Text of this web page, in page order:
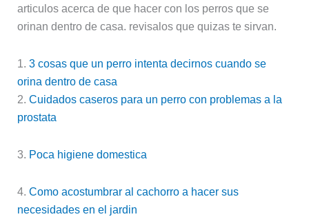
articulos acerca de que hacer con los perros que se
orinan dentro de casa. revisalos que quizas te sirvan.
1. 3 cosas que un perro intenta decirnos cuando se
orina dentro de casa
2. Cuidados caseros para un perro con problemas a la
prostata
3. Poca higiene domestica
4. Como acostumbrar al cachorro a hacer sus
necesidades en el jardin